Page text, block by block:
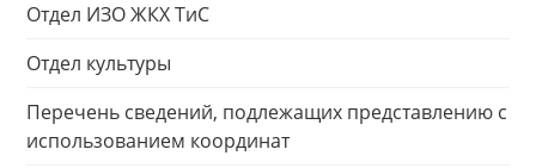
Отдел ИЗО ЖКХ ТиС
Отдел культуры
Перечень сведений, подлежащих представлению с
использованием координат